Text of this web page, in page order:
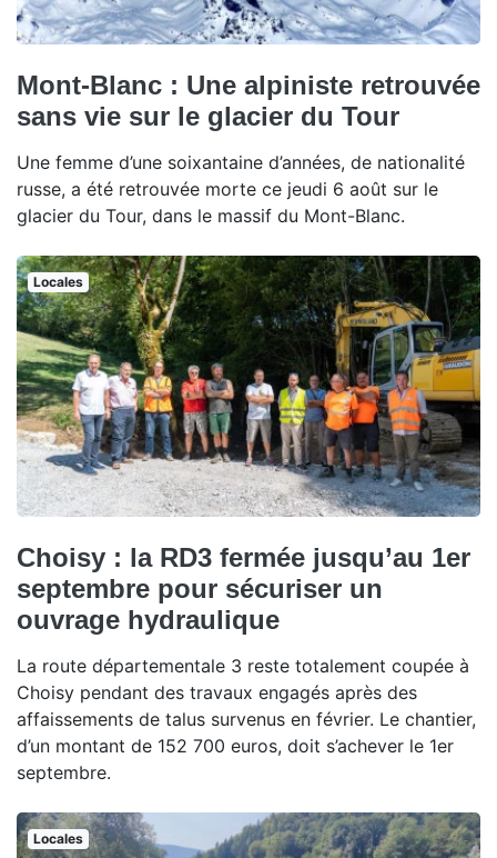
Mont-Blanc : Une alpiniste retrouvée
sans vie sur le glacier du Tour
Une femme d’une soixantaine d’années, de nationalité
russe, a été retrouvée morte ce jeudi 6 août sur le
glacier du Tour, dans le massif du Mont-Blanc.
Locales
Choisy : la RD3 fermée jusqu’au 1er
septembre pour sécuriser un
ouvrage hydraulique
La route départementale 3 reste totalement coupée à
Choisy pendant des travaux engagés après des
affaissements de talus survenus en février. Le chantier,
d’un montant de 152 700 euros, doit s’achever le 1er
septembre.
Locales